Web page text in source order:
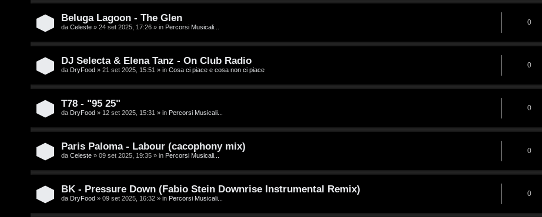
Beluga Lagoon - The Glen
da Celeste » 24 set 2025, 17:26 » in Percorsi Musicali...
0
DJ Selecta & Elena Tanz - On Club Radio
da DryFood » 21 set 2025, 15:51 » in Cosa ci piace e cosa non ci piace
0
T78 - "95 25"
da DryFood » 12 set 2025, 15:31 » in Percorsi Musicali...
0
Paris Paloma - Labour (cacophony mix)
da Celeste » 09 set 2025, 19:35 » in Percorsi Musicali...
0
BK - Pressure Down (Fabio Stein Downrise Instrumental Remix)
da DryFood » 09 set 2025, 16:32 » in Percorsi Musicali...
0